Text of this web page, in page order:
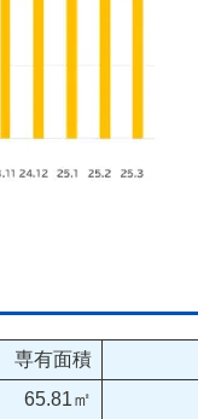
専有面積
65.81㎡